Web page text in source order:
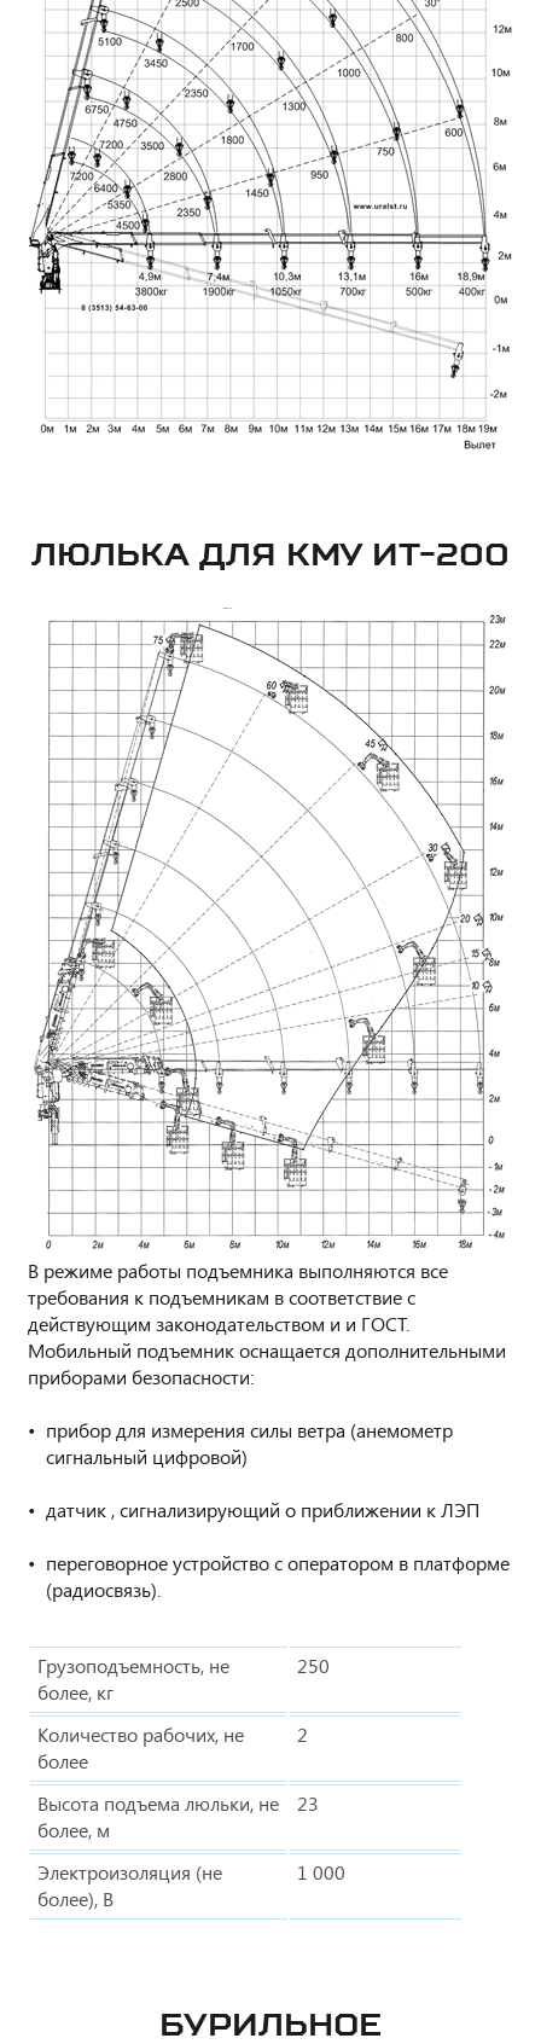
ЛЮЛЬКА ДЛЯ КМУ ИТ-200
В режиме работы подъемника выполняются все
требования к подъемникам в соответствие с
действующим законодательством и и ГОСТ.
Мобильный подъемник оснащается дополнительными
приборами безопасности:
прибор для измерения силы ветра (анемометр
сигнальный цифровой)
датчик , сигнализирующий о приближении к ЛЭП
переговорное устройство с оператором в платформе
(радиосвязь).
Грузоподъемность, не
более, кг
250
Количество рабочих, не
более
2
Высота подъема люльки, не
более, м
23
Электроизоляция (не
более), В
1 000
БУРИЛЬНОЕ